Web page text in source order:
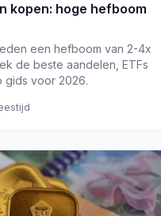
kopen: hoge hefboom
een hefboom van 2-4x
de beste aandelen, ETFs
gids voor 2026.